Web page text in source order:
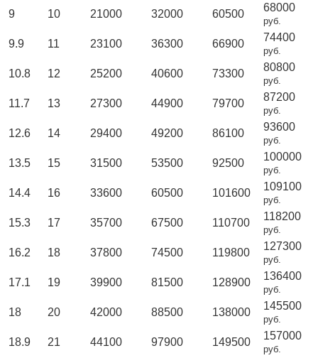
9 10 21000 32000 60500
68000
руб.
9.9 11 23100 36300 66900
74400
руб.
10.8 12 25200 40600 73300
80800
руб.
11.7 13 27300 44900 79700
87200
руб.
12.6 14 29400 49200 86100
93600
руб.
13.5 15 31500 53500 92500
100000
руб.
14.4 16 33600 60500 101600
109100
руб.
15.3 17 35700 67500 110700
118200
руб.
16.2 18 37800 74500 119800
127300
руб.
17.1 19 39900 81500 128900
136400
руб.
18 20 42000 88500 138000
145500
руб.
18.9 21 44100 97900 149500
157000
руб.